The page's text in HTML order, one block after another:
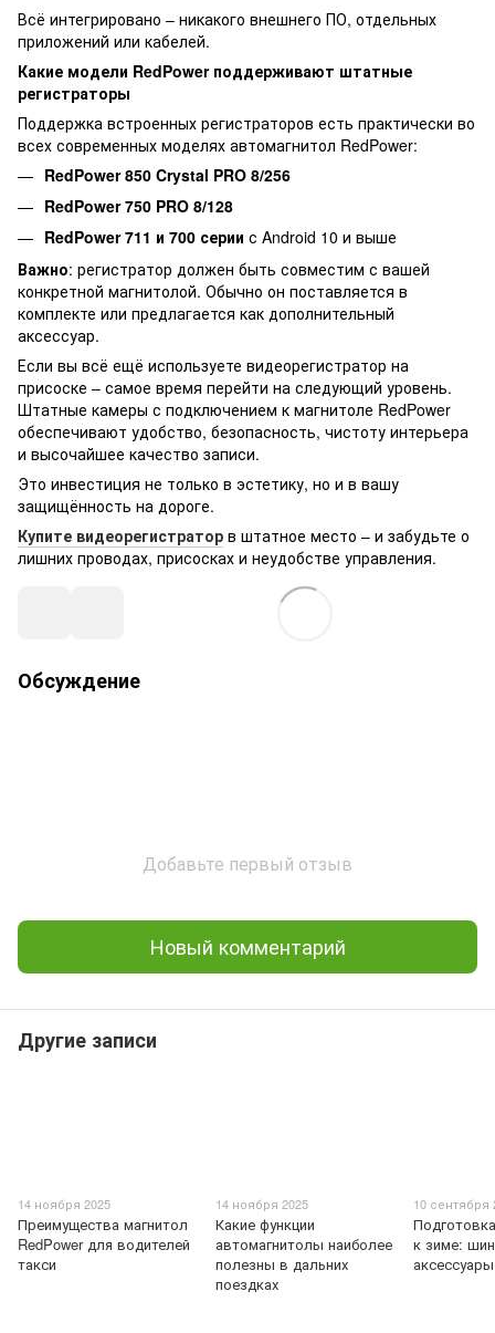
Всё интегрировано – никакого внешнего ПО, отдельных
приложений или кабелей.
Какие модели RedPower поддерживают штатные
регистраторы
Поддержка встроенных регистраторов есть практически во
всех современных моделях автомагнитол RedPower:
RedPower 850 Crystal PRO 8/256
RedPower 750 PRO 8/128
RedPower 711 и 700 серии с Android 10 и выше
Важно: регистратор должен быть совместим с вашей
конкретной магнитолой. Обычно он поставляется в
комплекте или предлагается как дополнительный
аксессуар.
Если вы всё ещё используете видеорегистратор на
присоске – самое время перейти на следующий уровень.
Штатные камеры с подключением к магнитоле RedPower
обеспечивают удобство, безопасность, чистоту интерьера
и высочайшее качество записи.
Это инвестиция не только в эстетику, но и в вашу
защищённость на дороге.
Купите видеорегистратор в штатное место – и забудьте о
лишних проводах, присосках и неудобстве управления.
Обсуждение
Добавьте первый отзыв
Новый комментарий
Другие записи
14 ноября 2025
Преимущества магнитол
RedPower для водителей
такси
14 ноября 2025
Какие функции
автомагнитолы наиболее
полезны в дальних
поездках
10 сентября
к зиме:
аксессуары